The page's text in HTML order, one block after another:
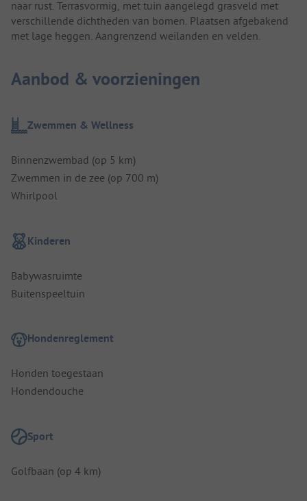
naar rust. Terrasvormig, met tuin aangelegd grasveld met
verschillende dichtheden van bomen. Plaatsen afgebakend
met lage heggen. Aangrenzend weilanden en velden.
Aanbod & voorzieningen
Zwemmen & Wellness
Binnenzwembad (op 5 km)
Zwemmen in de zee (op 700 m)
Whirlpool
Kinderen
Babywasruimte
Buitenspeeltuin
Hondenreglement
Honden toegestaan
Hondendouche
Sport
Golfbaan (op 4 km)